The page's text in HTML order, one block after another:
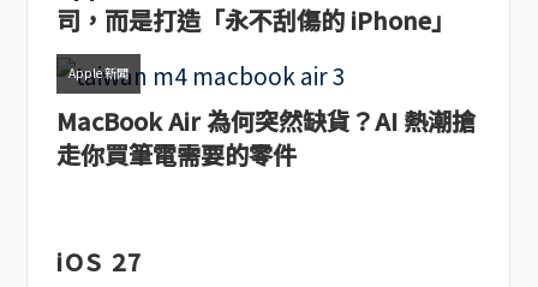
司，而是打造「永不刮傷的 iPhone」
Apple 新聞
MacBook Air 為何突然缺貨？AI 熱潮搶
走你買筆電需要的零件
iOS 27